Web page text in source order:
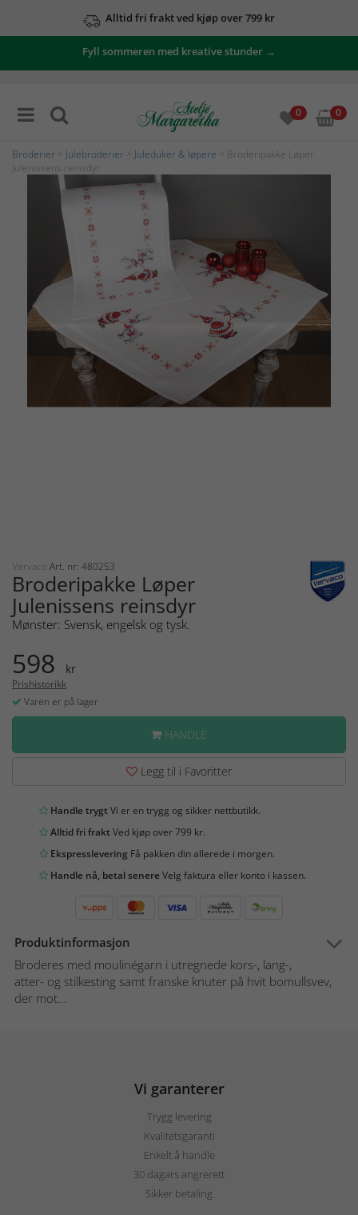
Alltid fri frakt ved kjøp over 799 kr
Fyll sommeren med kreative stunder →
0 0
Broderier Julebroderier Juleduker & løpere > Broderipakke Løper
Julenissens reinsdyr
Vervaco Art. nr: 480253
Broderipakke Løper
Julenissens reinsdyr
Mønster: Svensk, engelsk og tysk.
598 kr
Prishistorikk
Varen er på lager
HANDLE
Legg til i Favoritter
Handle trygtVi er en trygg og sikker nettbutikk.
Alltid fri fraktVed kjøp over 799 kr.
Ekspresslevering Få pakken din allerede i morgen.
Handle nå, betal senereVelg faktura eller konto i kassen.
Produktinformasjon
Broderes med moulinégarn i utregnede kors-, lang-,
atter- og stilkesting samt franske knuter på hvit bomullsvev,
der mot...
Vi garanterer
Trygg levering
Kvalitetsgaranti
Enkelt å handle
30 dagars angrerett
Sikker betaling